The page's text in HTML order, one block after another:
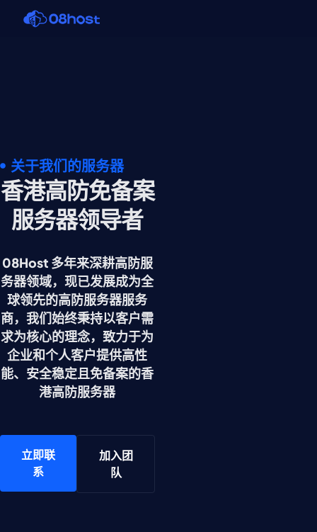
关于我们的服务器
香港高防免备案
服务器领导者
08Host 多年来深耕高防服
务器领域，现已发展成为全
球领先的高防服务器服务
商，我们始终秉持以客户需
求为核心的理念，致力于为
企业和个人客户提供高性
能、安全稳定且免备案的香
港高防服务器
立即联
系
加入团
队